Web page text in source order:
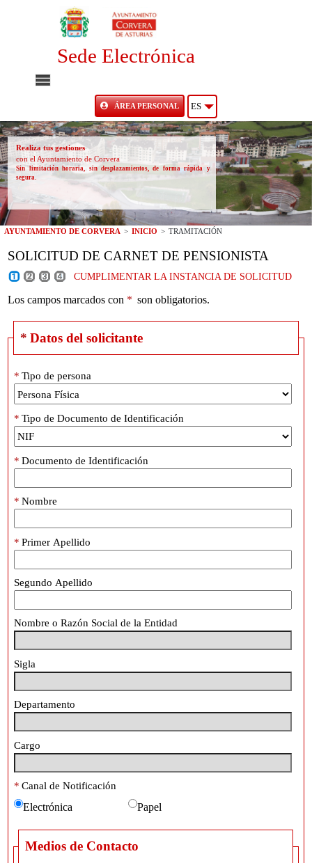
Sede Electrónica
INICIO
INFORMACIÓN PÚBLICA
CARPETA CIUDADANA
UTILIDADES
AYUDA
ÁREA PERSONAL ES
Realiza tus gestiones
con el Ayuntamiento de Corvera
Sin limitación horaria, sin desplazamientos, de forma rápida y
segura.
AYUNTAMIENTO DE CORVERA > INICIO > TRAMITACIÓN
SOLICITUD DE CARNET DE PENSIONISTA
CUMPLIMENTAR LA INSTANCIA DE SOLICITUD
Los campos marcados con * son obligatorios.
* Datos del solicitante
* Tipo de persona
* Tipo de Documento de Identificación
* Documento de Identificación
* Nombre
* Primer Apellido
Segundo Apellido
Nombre o Razón Social de la Entidad
Sigla
Departamento
Cargo
* Canal de Notificación
Electrónica
Papel
Medios de Contacto